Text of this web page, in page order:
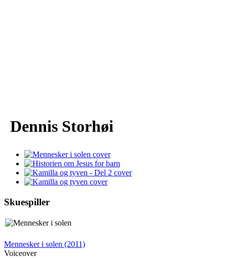
Dennis Storhøi
Skuespiller
Mennesker i solen (2011)
Voiceover